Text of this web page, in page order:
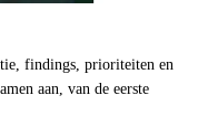
findings, prioriteiten en
aan, van de eerste